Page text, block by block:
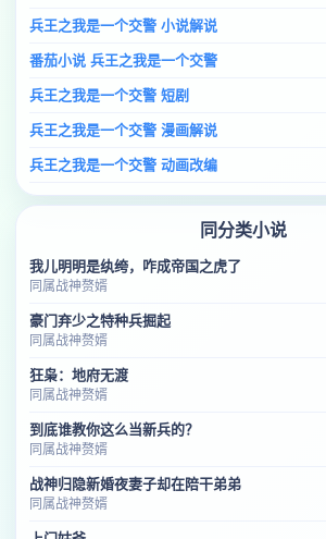
兵王之我是一个交警 小说解说
番茄小说 兵王之我是一个交警
兵王之我是一个交警 短剧
兵王之我是一个交警 漫画解说
兵王之我是一个交警 动画改编
同分类小说
我儿明明是纨绔，咋成帝国之虎了
同属战神赘婿
豪门弃少之特种兵掘起
同属战神赘婿
狂枭：地府无渡
同属战神赘婿
到底谁教你这么当新兵的？
同属战神赘婿
战神归隐新婚夜妻子却在陪干弟弟
同属战神赘婿